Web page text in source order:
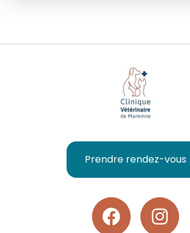
Prendre rendez-vous